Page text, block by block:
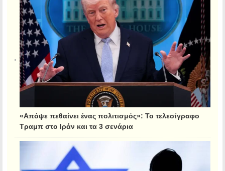
«Απόψε πεθαίνει ένας πολιτισμός»: Το τελεσίγραφο
Τραμπ στο Ιράν και τα 3 σενάρια